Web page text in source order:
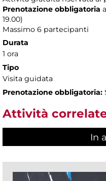
Prenotazione obbligatoria
19.00)
Massimo 6 partecipanti
Durata
1 ora
Tipo
Visita guidata
Prenotazione obbligatoria:
Attività
In